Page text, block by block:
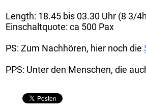
Length: 18.45 bis 03.30 Uhr (8 3/
Einschaltquote: ca 500 Pax
PS: Zum Nachhören, hier noch die
PPS: Unter den Menschen, die